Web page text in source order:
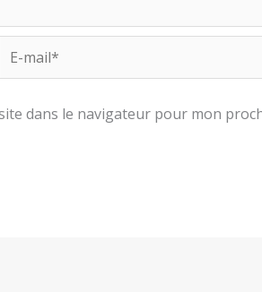
mail*
dans le navigateur pour mon